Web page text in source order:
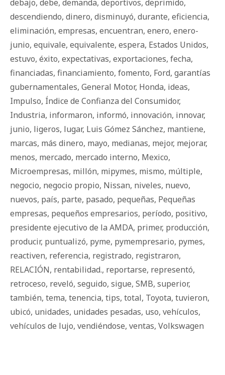
debajo, debe, demanda, deportivos, deprimido,
descendiendo, dinero, disminuyó, durante, eficiencia,
eliminación, empresas, encuentran, enero, enero-
junio, equivale, equivalente, espera, Estados Unidos,
estuvo, éxito, expectativas, exportaciones, fecha,
financiadas, financiamiento, fomento, Ford, garantías
gubernamentales, General Motor, Honda, ideas,
Impulso, Índice de Confianza del Consumidor,
Industria, informaron, informó, innovación, innovar,
junio, ligeros, lugar, Luis Gómez Sánchez, mantiene,
marcas, más dinero, mayo, medianas, mejor, mejorar,
menos, mercado, mercado interno, Mexico,
Microempresas, millón, mipymes, mismo, múltiple,
negocio, negocio propio, Nissan, niveles, nuevo,
nuevos, país, parte, pasado, pequeñas, Pequeñas
empresas, pequeños empresarios, período, positivo,
presidente ejecutivo de la AMDA, primer, producción,
producir, puntualizó, pyme, pymempresario, pymes,
reactiven, referencia, registrado, registraron,
RELACIÓN, rentabilidad., reportarse, representó,
retroceso, reveló, seguido, sigue, SMB, superior,
también, tema, tenencia, tips, total, Toyota, tuvieron,
ubicó, unidades, unidades pesadas, uso, vehículos,
vehículos de lujo, vendiéndose, ventas, Volkswagen